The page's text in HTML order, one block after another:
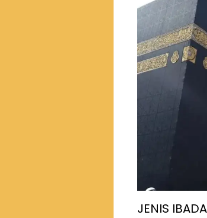
JENIS